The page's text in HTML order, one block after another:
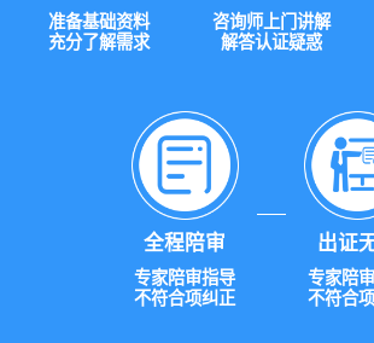
准备基础资料
充分了解需求
咨询师上门讲解
解答认证疑惑
全程陪审
专家陪审指导
不符合项纠正
出证
专家陪
不符合